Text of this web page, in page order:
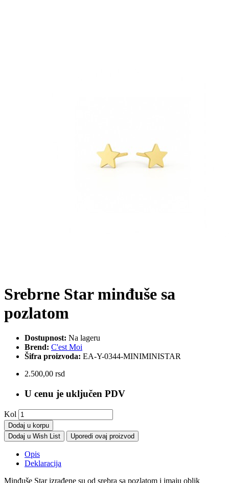
Srebrne Star minđuše sa
pozlatom
Dostupnost: Na lageru
Brend: C'est Moi
Šifra proizvoda: EA-Y-0344-MINIMINISTAR
2.500,00 rsd
U cenu je uključen PDV
Kol
Dodaj u korpu
Dodaj u Wish List
Uporedi ovaj proizvod
Opis
Deklaracija
Minđuše Star izrađene su od srebra sa pozlatom i imaju oblik